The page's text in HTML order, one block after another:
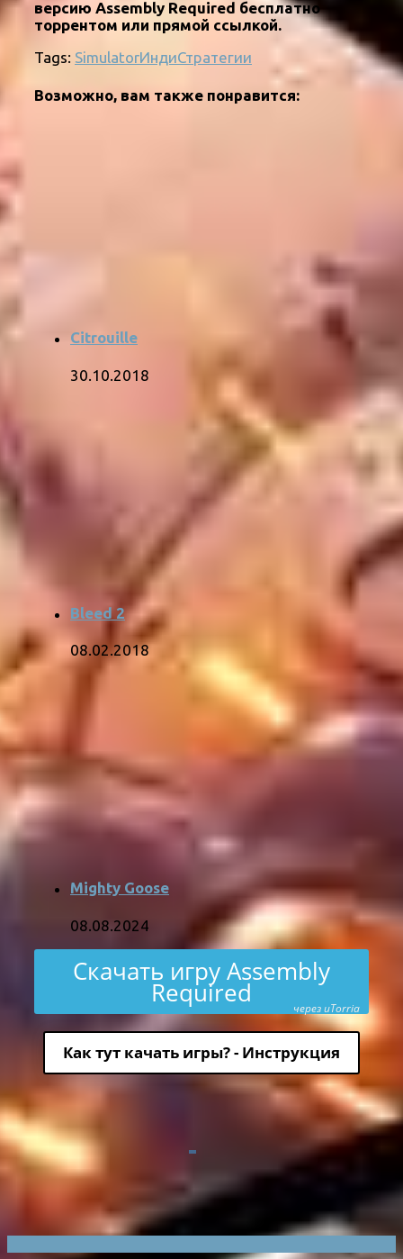
версию Assembly Required бесплатно
торрентом или прямой ссылкой.
Tags: SimulatorИндиСтратегии
Возможно, вам также понравится:
Citrouille
30.10.2018
Bleed 2
08.02.2018
Mighty Goose
08.08.2024
Скачать игру Assembly
Required через uTorria
Как тут качать игры? - Инструкция